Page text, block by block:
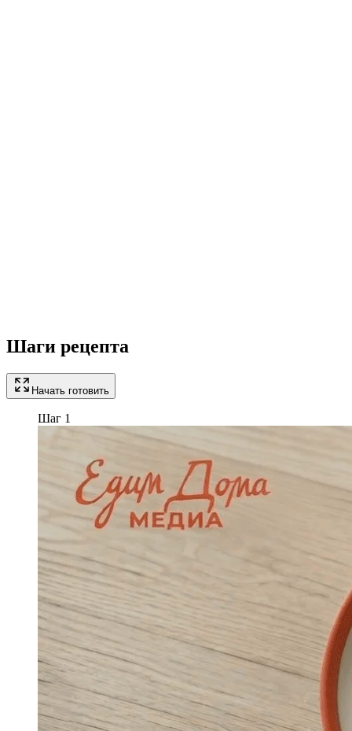
Шаги рецепта
Начать готовить
Шаг 1